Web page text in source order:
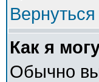
Как я
Обычно